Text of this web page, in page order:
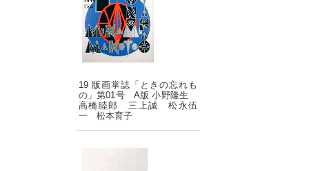
19 版画掌誌「ときの忘れも
の」第01号 A版 小野隆生
高橋睦郎 三上誠 松永伍
一 松本育子